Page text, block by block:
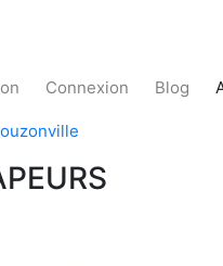
Connexion Blog